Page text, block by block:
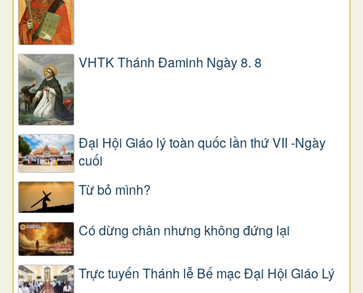
VHTK Thánh Đaminh Ngày 8. 8
Đại Hội Giáo lý toàn quốc lần thứ VII -Ngày
cuối
Từ bỏ mình?
Có dừng chân nhưng không đứng lại
Trực tuyến Thánh lễ Bế mạc Đại Hội Giáo Lý